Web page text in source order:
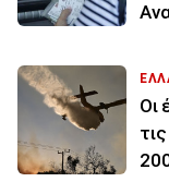
Οι